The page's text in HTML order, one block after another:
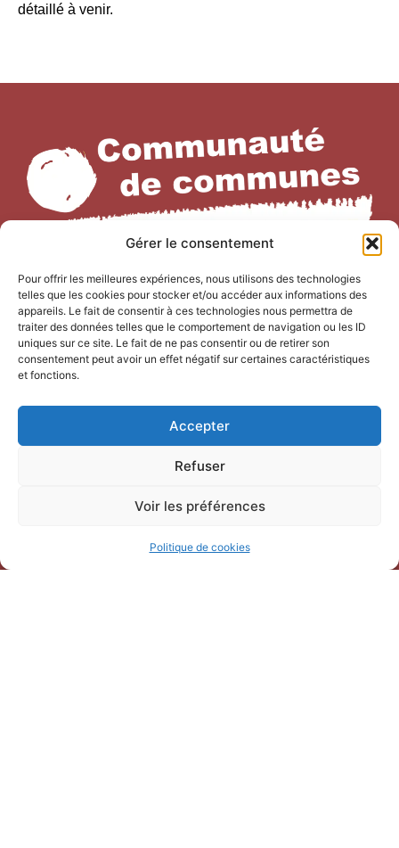
Gérer le consentement
Pour offrir les meilleures expériences, nous utilisons des technologies
telles que les cookies pour stocker et/ou accéder aux informations des
appareils. Le fait de consentir à ces technologies nous permettra de
traiter des données telles que le comportement de navigation ou les ID
uniques sur ce site. Le fait de ne pas consentir ou de retirer son
consentement peut avoir un effet négatif sur certaines caractéristiques
et fonctions.
Accepter
Refuser
Voir les préférences
Politique de cookies
détaillé à venir.
NOUS CONTACTER
Office de Tourisme Terre de
Camargue